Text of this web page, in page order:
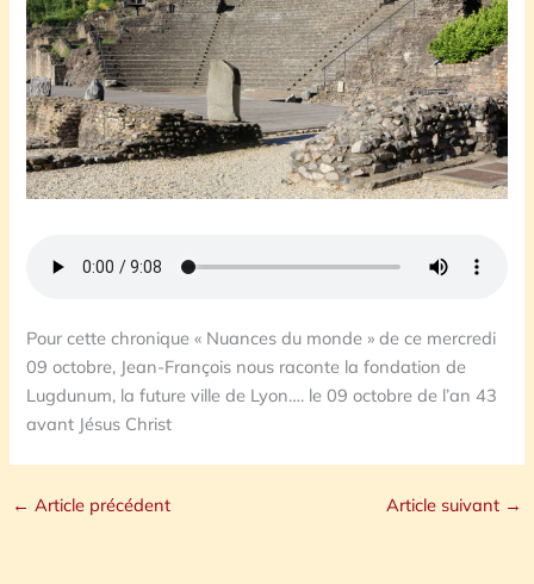
Pour cette chronique « Nuances du monde » de ce mercredi
09 octobre, Jean-François nous raconte la fondation de
Lugdunum, la future ville de Lyon…. le 09 octobre de l’an 43
avant Jésus Christ
← Article précédent Article suivant →